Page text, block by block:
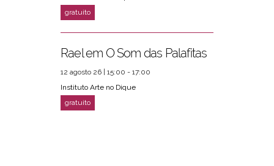
Rael em O Som das Palafitas
12 agosto 26 | 15:00 - 17:00
Instituto Arte no Dique